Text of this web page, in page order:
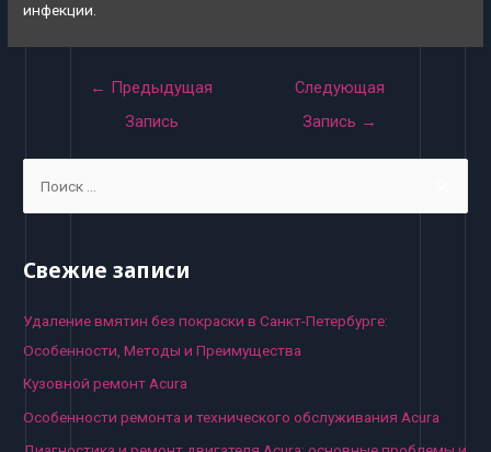
инфекции.
Навигация
← Предыдущая
Запись
Следующая
Запись →
r
h
f
o
Свежие записи
Удаление вмятин без покраски в Санкт-Петербурге:
Особенности, Методы и Преимущества
Кузовной ремонт Acura
Особенности ремонта и технического обслуживания Acura